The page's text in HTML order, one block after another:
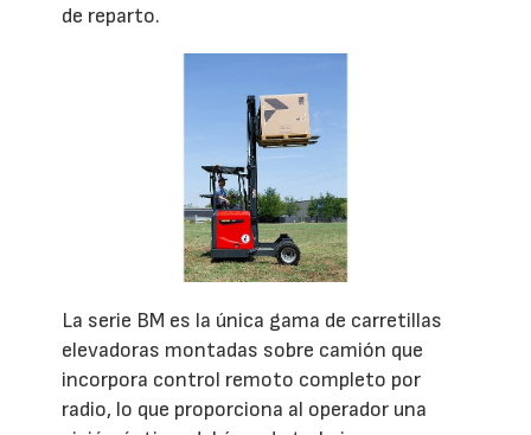
de reparto.
La serie BM es la única gama de carretillas
elevadoras montadas sobre camión que
incorpora control remoto completo por
radio, lo que proporciona al operador una